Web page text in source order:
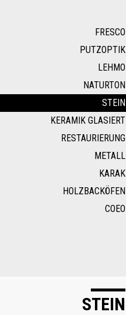
FRESCO
PUTZOPTIK
LEHMO
NATURTON
STEIN
KERAMIK GLASIERT
RESTAURIERUNG
METALL
KARAK
HOLZBACKÖFEN
COEO
STEIN